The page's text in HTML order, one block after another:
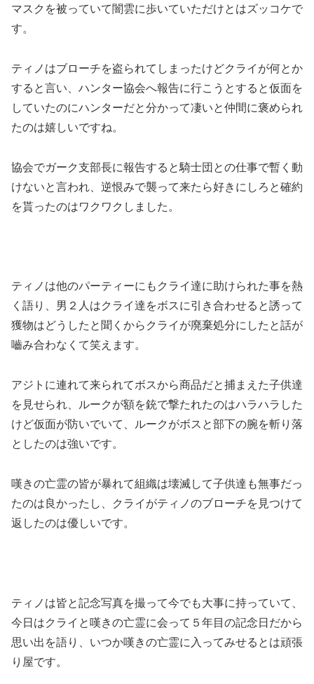
マスクを被っていて闇雲に歩いていただけとはズッコケで
す。
ティノはブローチを盗られてしまったけどクライが何とか
すると言い、ハンター協会へ報告に行こうとすると仮面を
していたのにハンターだと分かって凄いと仲間に褒められ
たのは嬉しいですね。
協会でガーク支部長に報告すると騎士団との仕事で暫く動
けないと言われ、逆恨みで襲って来たら好きにしろと確約
を貰ったのはワクワクしました。
ティノは他のパーティーにもクライ達に助けられた事を熱
く語り、男２人はクライ達をボスに引き合わせると誘って
獲物はどうしたと聞くからクライが廃棄処分にしたと話が
嚙み合わなくて笑えます。
アジトに連れて来られてボスから商品だと捕まえた子供達
を見せられ、ルークが額を銃で撃たれたのはハラハラした
けど仮面が防いでいて、ルークがボスと部下の腕を斬り落
としたのは強いです。
嘆きの亡霊の皆が暴れて組織は壊滅して子供達も無事だっ
たのは良かったし、クライがティノのブローチを見つけて
返したのは優しいです。
ティノは皆と記念写真を撮って今でも大事に持っていて、
今日はクライと嘆きの亡霊に会って５年目の記念日だから
思い出を語り、いつか嘆きの亡霊に入ってみせるとは頑張
り屋です。